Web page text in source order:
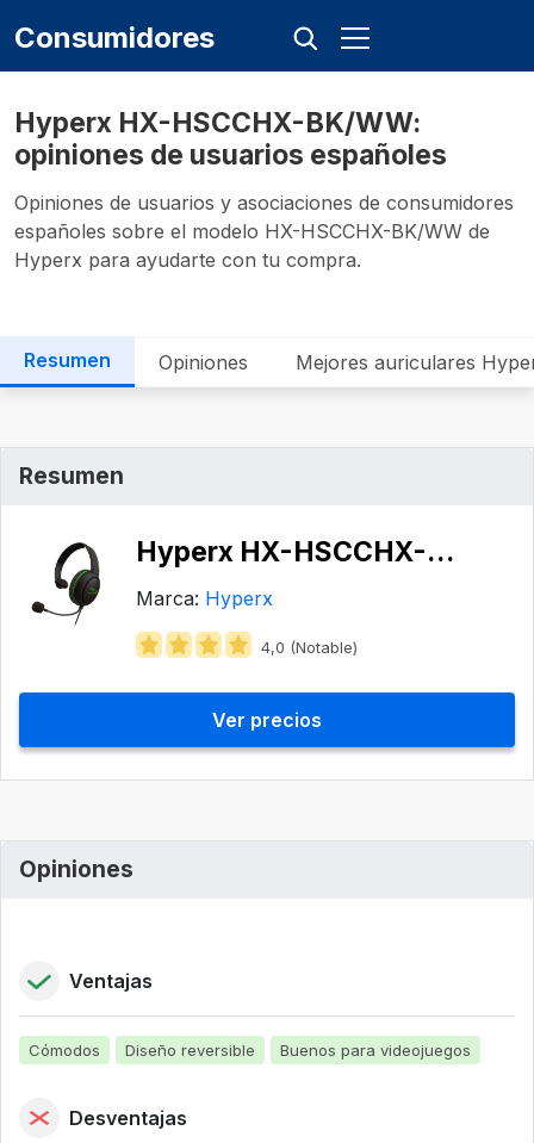
Consumidores
Hyperx HX-HSCCHX-BK/WW:
opiniones de usuarios españoles
Opiniones de usuarios y asociaciones de consumidores
españoles sobre el modelo HX-HSCCHX-BK/WW de
Hyperx para ayudarte con tu compra.
Resumen Opiniones Mejores auriculares
Resumen
Hyperx HX-HSCCHX-BK/WW
Marca: Hyperx
4,0 (Notable)
Ver precios
Opiniones
Ventajas
Cómodos Diseño reversible Buenos para videojuegos
Desventajas